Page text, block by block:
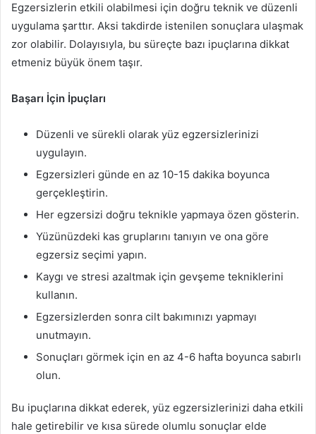
Egzersizlerin etkili olabilmesi için doğru teknik ve düzenli
uygulama şarttır. Aksi takdirde istenilen sonuçlara ulaşmak
zor olabilir. Dolayısıyla, bu süreçte bazı ipuçlarına dikkat
etmeniz büyük önem taşır.
Başarı İçin İpuçları
Düzenli ve sürekli olarak yüz egzersizlerinizi
uygulayın.
Egzersizleri günde en az 10-15 dakika boyunca
gerçekleştirin.
Her egzersizi doğru teknikle yapmaya özen gösterin.
Yüzünüzdeki kas gruplarını tanıyın ve ona göre
egzersiz seçimi yapın.
Kaygı ve stresi azaltmak için gevşeme tekniklerini
kullanın.
Egzersizlerden sonra cilt bakımınızı yapmayı
unutmayın.
Sonuçları görmek için en az 4-6 hafta boyunca sabırlı
olun.
Bu ipuçlarına dikkat ederek, yüz egzersizlerinizi daha etkili
hale getirebilir ve kısa sürede olumlu sonuçlar elde